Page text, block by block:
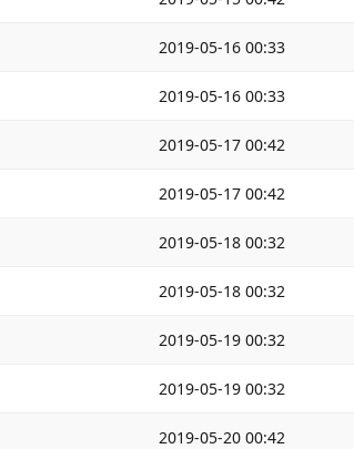
2019-05-16 00:33
2019-05-16 00:33
2019-05-17 00:42
2019-05-17 00:42
2019-05-18 00:32
2019-05-18 00:32
2019-05-19 00:32
2019-05-19 00:32
2019-05-20 00:42